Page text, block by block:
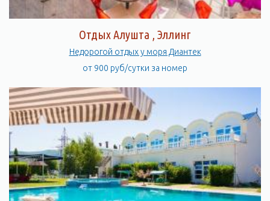
Отдых Алушта , Эллинг
Недорогой отдых у моря Диантек
от 900 руб/сутки за номер